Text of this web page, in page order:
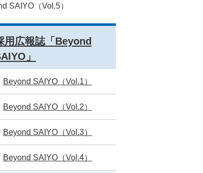
SAIYO（Vol.5）
用広報誌「Beyond
」
Beyond SAIYO（Vol.1）
Beyond SAIYO（Vol.2）
Beyond SAIYO（Vol.3）
Beyond SAIYO（Vol.4）